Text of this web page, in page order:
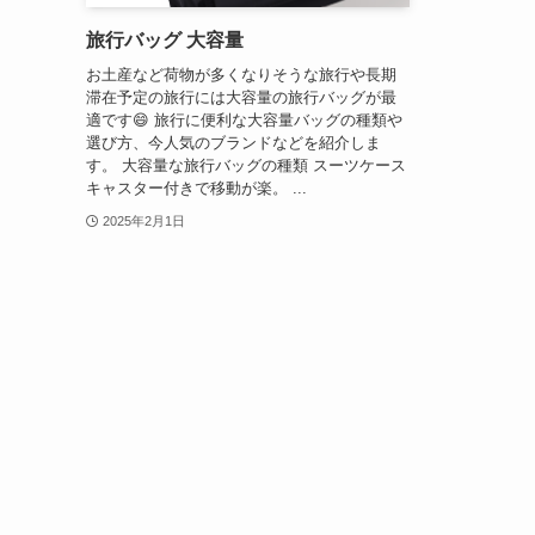
旅行バッグ 大容量
お土産など荷物が多くなりそうな旅行や長期
滞在予定の旅行には大容量の旅行バッグが最
適です😄 旅行に便利な大容量バッグの種類や
選び方、今人気のブランドなどを紹介しま
す。 大容量な旅行バッグの種類 スーツケース
キャスター付きで移動が楽。 ...
2025年2月1日